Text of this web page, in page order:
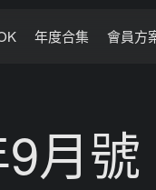
年度合集 會員方
月號